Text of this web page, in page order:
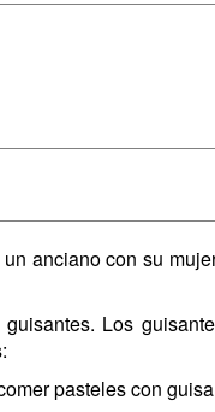
anciano con su
Los
pasteles con